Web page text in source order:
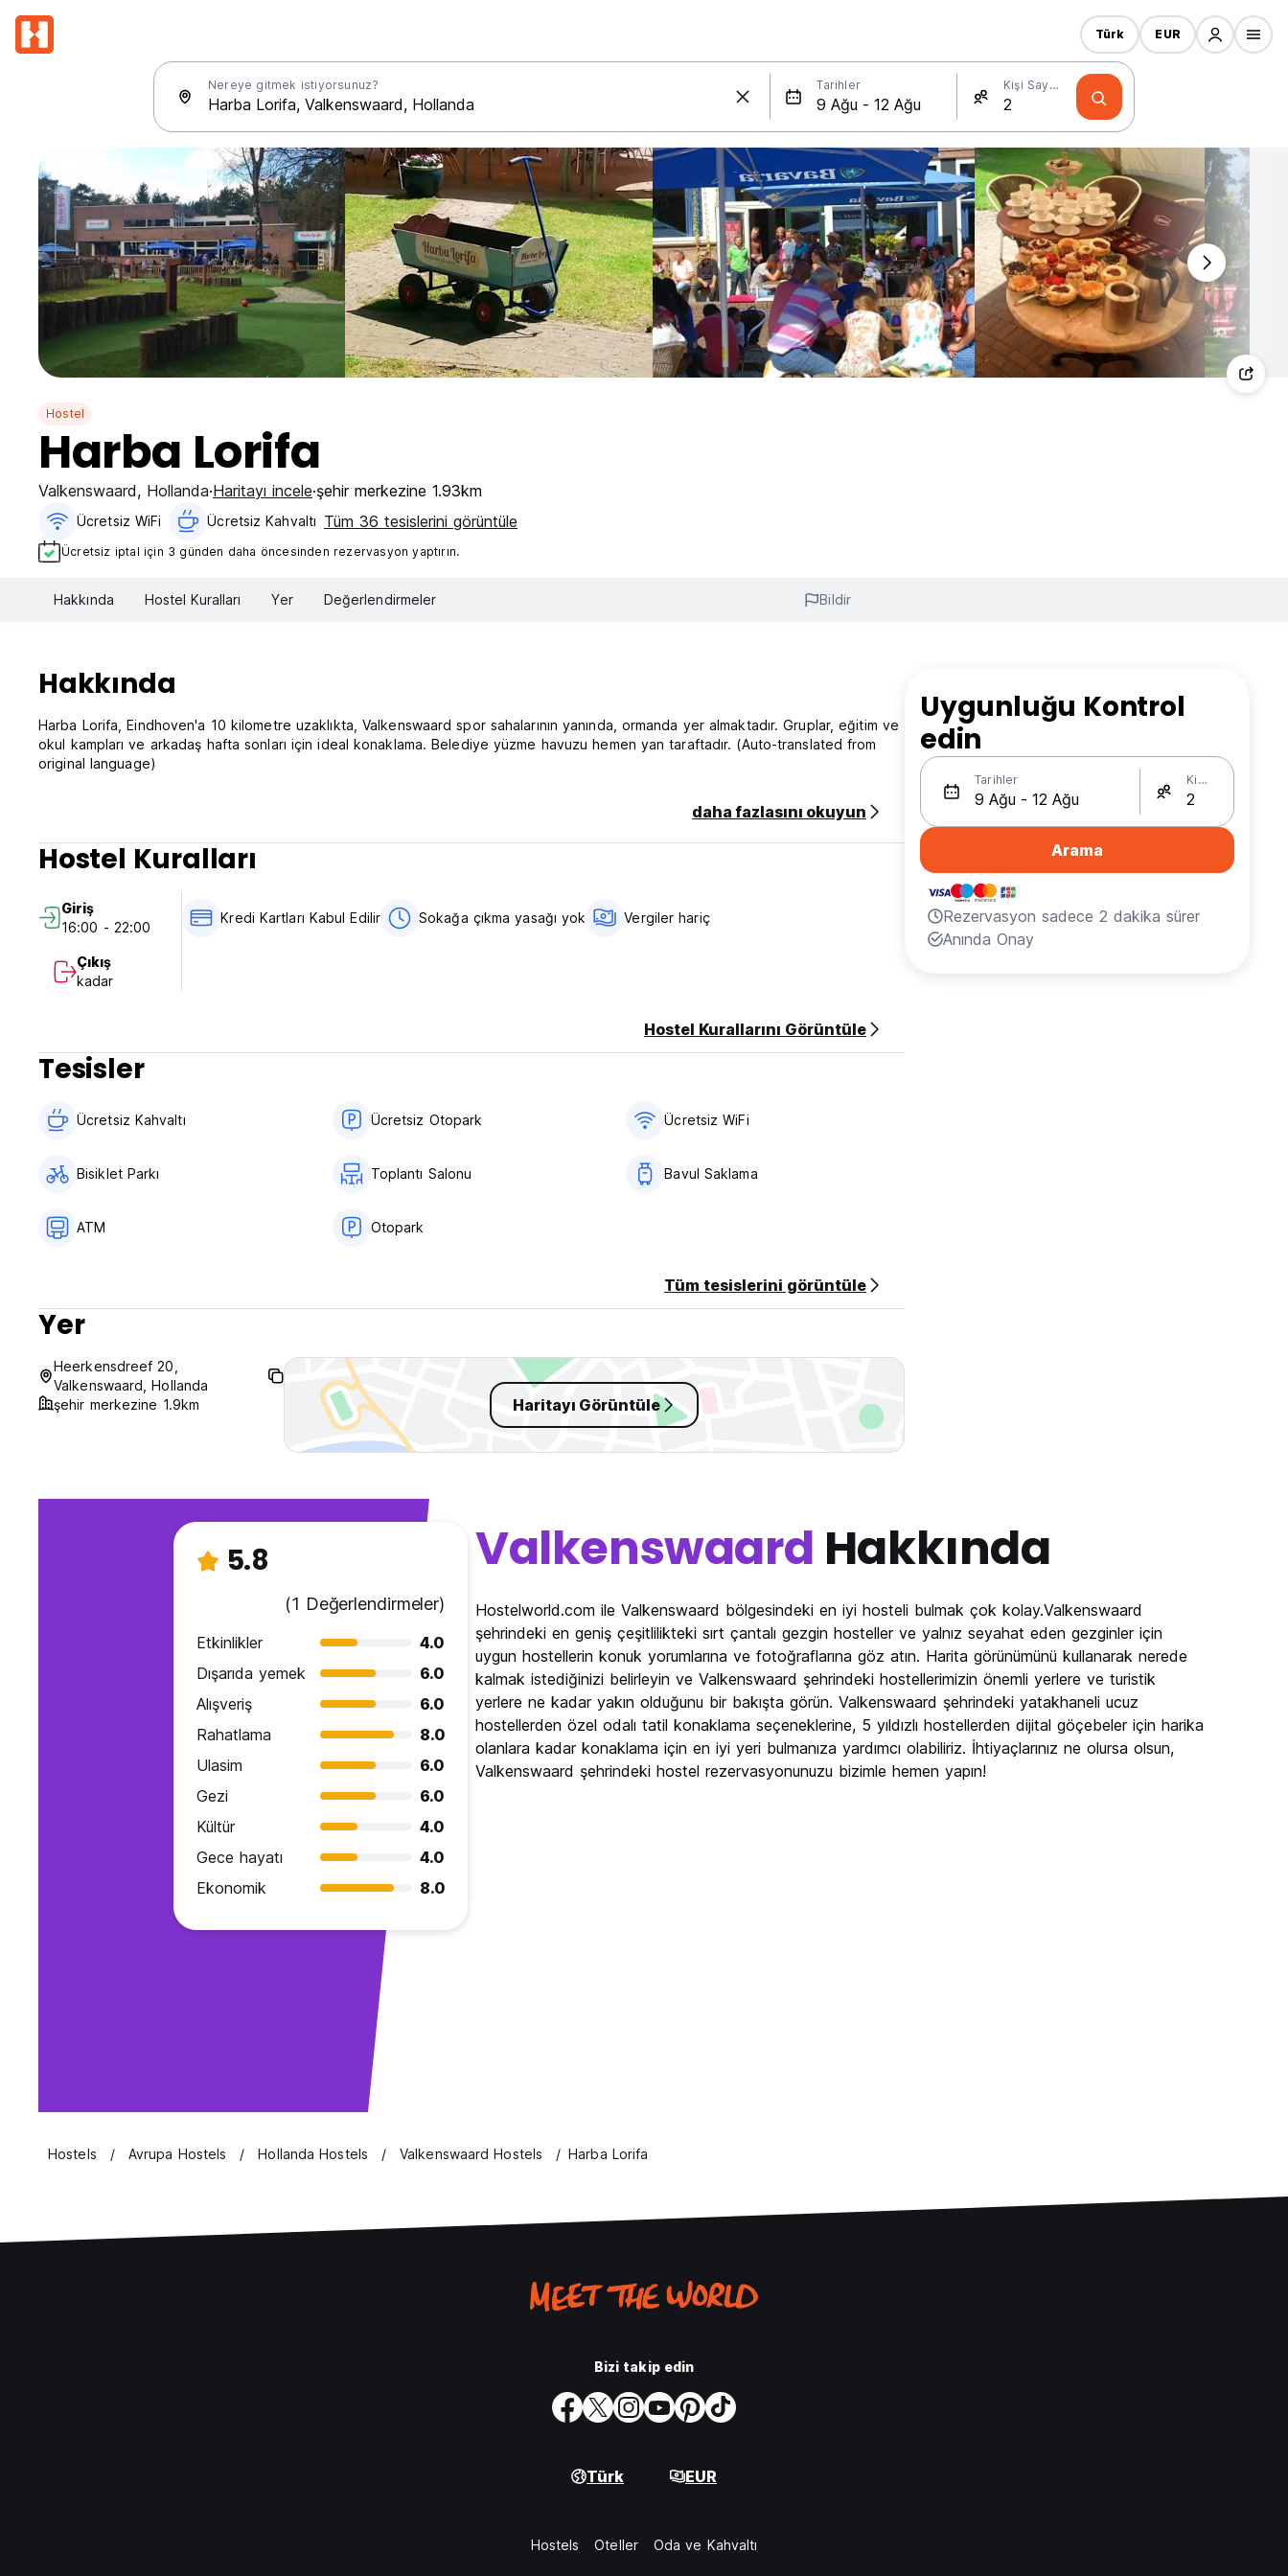
Nereye gitmek istiyorsunuz? Tarihler Kişi Sayısı
Türk EUR
Hostel
Harba Lorifa
Valkenswaard, Hollanda Haritayı incele şehir merkezine 1.93km
Ücretsiz WiFi Ücretsiz Kahvaltı‎ Tüm 36 tesislerini görüntüle
Ücretsiz iptal için 3 günden daha öncesinden rezervasyon yaptırın.
Hakkında Hostel Kuralları Yer Değerlendirmeler Bildir
Hakkında
Harba Lorifa, Eindhoven'a 10 kilometre uzaklıkta, Valkenswaard spor sahalarının yanında, ormanda yer almaktadır. Gruplar, eğitim ve
okul kampları ve arkadaş hafta sonları için ideal konaklama. Belediye yüzme havuzu hemen yan taraftadır. (Auto-translated from
original language)
daha fazlasını okuyun
Hostel Kuralları
Giriş
16:00 - 22:00
Çıkış
kadar
Kredi Kartları Kabul Edilir Sokağa çıkma yasağı yok Vergiler hariç
Hostel Kurallarını Görüntüle
Tesisler
Ücretsiz Kahvaltı‎ Ücretsiz Otopark Ücretsiz WiFi
Bisiklet Parkı Toplantı Salonu Bavul Saklama
ATM Otopark
Tüm tesislerini görüntüle
Yer
Heerkensdreef 20,
Valkenswaard, Hollanda
şehir merkezine 1.9km
Haritayı Görüntüle
Uygunluğu Kontrol
edin
Tarihler Kişi Sayısı
Arama
Rezervasyon sadece 2 dakika sürer
Anında Onay
5.8
(1 Değerlendirmeler)
Etkinlikler
4.0
Dışarıda yemek
6.0
Alışveriş
6.0
Rahatlama
8.0
Ulasim
6.0
Gezi
6.0
Kültür
4.0
Gece hayatı
4.0
Ekonomik
8.0
Valkenswaard Hakkında
Hostelworld.com ile Valkenswaard bölgesindeki en iyi hosteli bulmak çok kolay.Valkenswaard
şehrindeki en geniş çeşitlilikteki sırt çantalı gezgin hosteller ve yalnız seyahat eden gezginler için
uygun hostellerin konuk yorumlarına ve fotoğraflarına göz atın. Harita görünümünü kullanarak nerede
kalmak istediğinizi belirleyin ve Valkenswaard şehrindeki hostellerimizin önemli yerlere ve turistik
yerlere ne kadar yakın olduğunu bir bakışta görün. Valkenswaard şehrindeki yatakhaneli ucuz
hostellerden özel odalı tatil konaklama seçeneklerine, 5 yıldızlı hostellerden dijital göçebeler için harika
olanlara kadar konaklama için en iyi yeri bulmanıza yardımcı olabiliriz. İhtiyaçlarınız ne olursa olsun,
Valkenswaard şehrindeki hostel rezervasyonunuzu bizimle hemen yapın!
Hostels Avrupa Hostels Hollanda Hostels Valkenswaard Hostels Harba Lorifa
Bizi takip edin
Türk EUR
Hostels Oteller Oda ve Kahvaltı